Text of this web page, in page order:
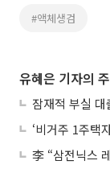
#액체생검
유혜은 기자의
잠재적 부실